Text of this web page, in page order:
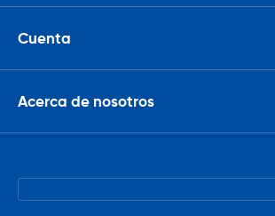
Cuenta
Acerca de nosotros